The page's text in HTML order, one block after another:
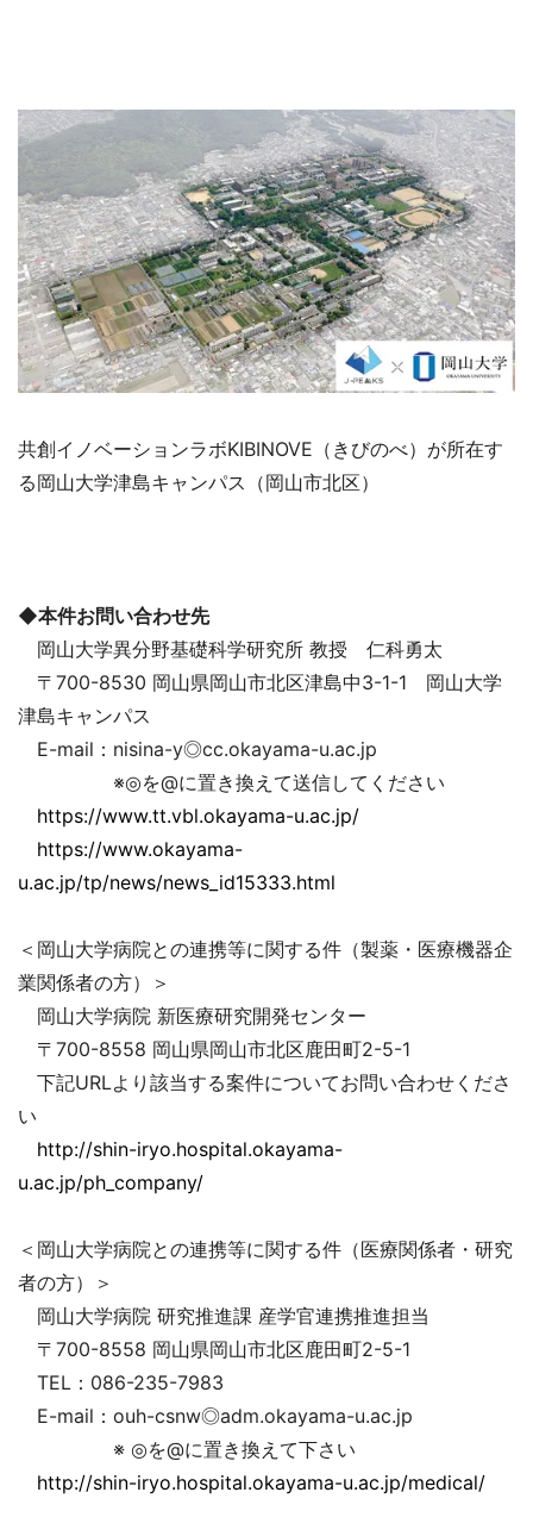
共創イノベーションラボKIBINOVE（きびのべ）が所在す
る岡山大学津島キャンパス（岡山市北区）
◆本件お問い合わせ先
岡山大学異分野基礎科学研究所 教授 仁科勇太
〒700-8530 岡山県岡山市北区津島中3-1-1 岡山大学
津島キャンパス
E-mail：nisina-y◎cc.okayama-u.ac.jp
※◎を@に置き換えて送信してください
https://www.tt.vbl.okayama-u.ac.jp/
https://www.okayama-
u.ac.jp/tp/news/news_id15333.html
＜岡山大学病院との連携等に関する件（製薬・医療機器企
業関係者の方）＞
岡山大学病院 新医療研究開発センター
〒700-8558 岡山県岡山市北区鹿田町2-5-1
下記URLより該当する案件についてお問い合わせくださ
い
http://shin-iryo.hospital.okayama-
u.ac.jp/ph_company/
＜岡山大学病院との連携等に関する件（医療関係者・研究
者の方）＞
岡山大学病院 研究推進課 産学官連携推進担当
〒700-8558 岡山県岡山市北区鹿田町2-5-1
TEL：086-235-7983
E-mail：ouh-csnw◎adm.okayama-u.ac.jp
※ ◎を@に置き換えて下さい
http://shin-iryo.hospital.okayama-u.ac.jp/medical/